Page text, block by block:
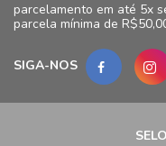
parcelamento em até 5x
parcela mínima de
SIGA-NOS